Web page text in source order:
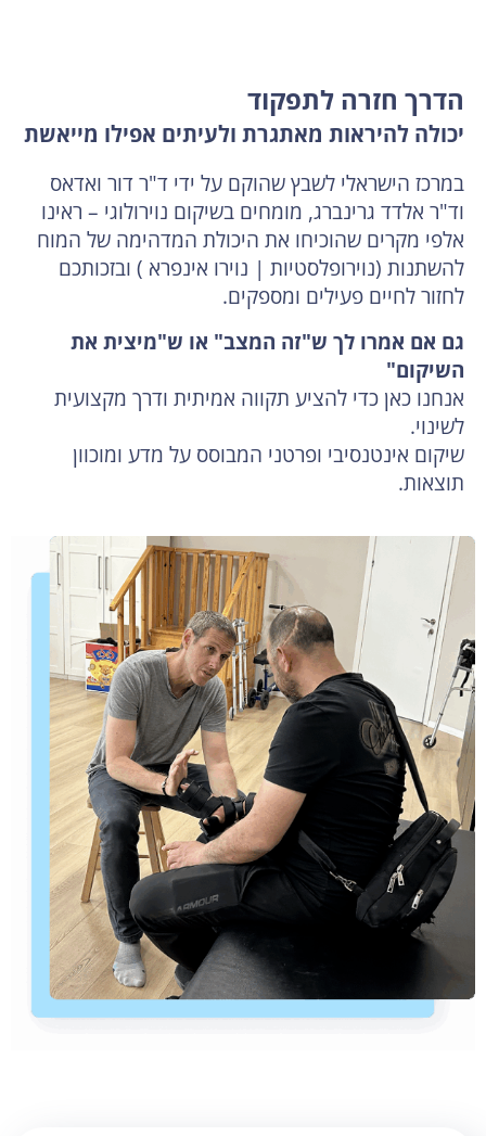
הדרך חזרה לתפקוד
יכולה להיראות מאתגרת ולעיתים אפילו מייאשת
במרכז הישראלי לשבץ שהוקם על ידי ד"ר דור ואדאס
וד"ר אלדד גרינברג, מומחים בשיקום נוירולוגי – ראינו
אלפי מקרים שהוכיחו את היכולת המדהימה של המוח
להשתנות (נוירופלסטיות | נוירו אינפרא ) ובזכותכם
לחזור לחיים פעילים ומספקים.
גם אם אמרו לך ש"זה המצב" או ש"מיצית את
השיקום"
אנחנו כאן כדי להציע תקווה אמיתית ודרך מקצועית
לשינוי.
שיקום אינטנסיבי ופרטני המבוסס על מדע ומוכוון
תוצאות.